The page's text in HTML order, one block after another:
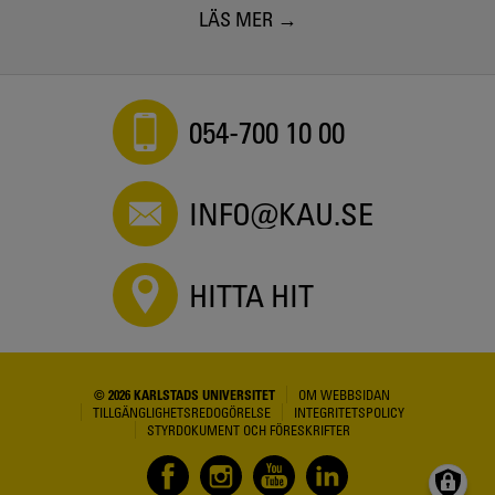
LÄS MER
054-700 10 00
INFO@KAU.SE
HITTA HIT
© 2026 KARLSTADS UNIVERSITET
OM WEBBSIDAN
TILLGÄNGLIGHETSREDOGÖRELSE
INTEGRITETSPOLICY
STYRDOKUMENT OCH FÖRESKRIFTER